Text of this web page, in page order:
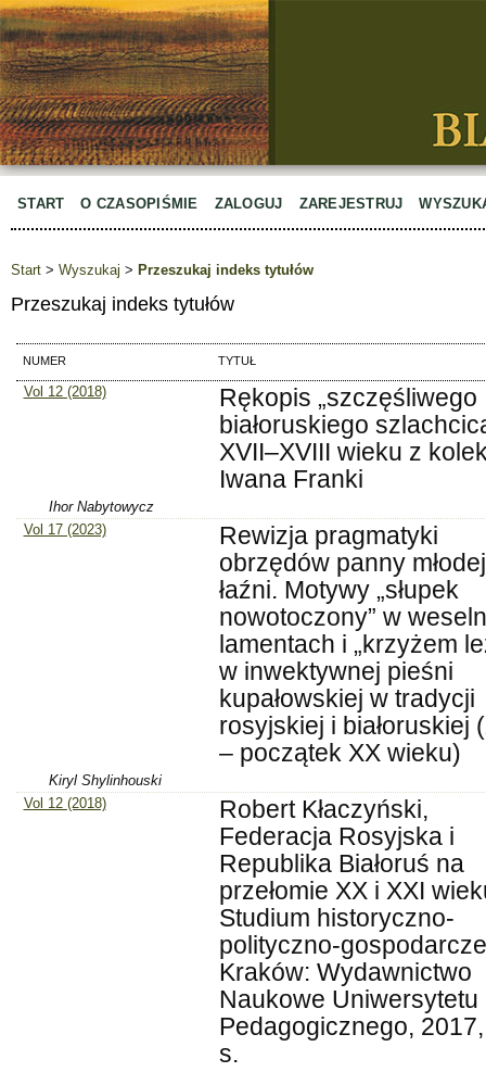
START O CZASOPIŚMIE ZALOGUJ ZAREJESTRUJ
Start > Wyszukaj > Przeszukaj indeks tytułów
Przeszukaj indeks tytułów
NUMER TYTUŁ
Vol 12 (2018)
Rękopis „szczęśliwego
białoruskiego
XVII–XVIII wieku z
Iwana Franki
Ihor Nabytowycz
Vol 17 (2023)
Rewizja pragmatyki
obrzędów panny
łaźni. Motywy „słupek
nowotoczony” w
lamentach i „krzyżem
w inwektywnej pieśni
kupałowskiej w tradycji
rosyjskiej i białoruskiej
– początek XX wieku)
Kiryl Shylinhouski
Vol 12 (2018)
Robert Kłaczyński,
Federacja Rosyjska i
Republika Białoruś na
przełomie XX i XXI
Studium historyczno-
polityczno-
Kraków: Wydawnictwo
Naukowe Uniwersytetu
Pedagogicznego,
s.